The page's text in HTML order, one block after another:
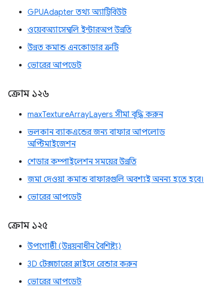
GPUAdapter তথ্য অ্যাট্রিবিউট
ওয়েবঅ্যাসেম্বলি ইন্টারঅপ উন্নতি
উন্নত কমান্ড এনকোডার ত্রুটি
ভোরের আপডেট
ক্রোম ১২৬
maxTextureArrayLayers সীমা বৃদ্ধি করুন
ভলকান ব্যাকএন্ডের জন্য বাফার আপলোড
অপ্টিমাইজেশন
শেডার কম্পাইলেশন সময়ের উন্নতি
জমা দেওয়া কমান্ড বাফারগুলি অবশ্যই অনন্য হতে হবে।
ভোরের আপডেট
ক্রোম ১২৫
উপগোষ্ঠী (উন্নয়নাধীন বৈশিষ্ট্য)
3D টেক্সচারের স্লাইসে রেন্ডার করুন
ভোরের আপডেট